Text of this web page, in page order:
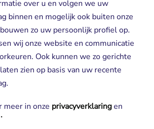
over u en volgen we uw
binnen en mogelijk ook buiten onze
zo uw persoonlijk profiel op.
wij onze website en communicatie
Ook kunnen we zo gerichte
zien op basis van uw recente
meer in onze privacyverklaringen
nieuwsbrief